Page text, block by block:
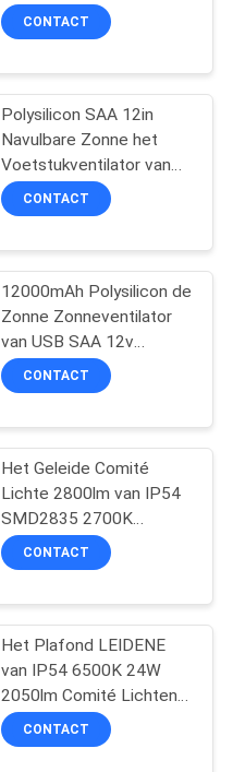
Ventilator van het
Metaalvoetstuk voor
CONTACT
Polysilicon SAA 12in
Navulbare Zonne het
Voetstukventilator van
de Lijstventilator 9V 20W
CONTACT
12000mAh Polysilicon de
Zonne Zonneventilator
van USB SAA 12v
Gelijkstroom van de
Voetstukventilator
CONTACT
Het Geleide Comité
Lichte 2800lm van IP54
SMD2835 2700K
Plafond om Dimmable
CONTACT
Het Plafond LEIDENE
van IP54 6500K 24W
2050lm Comité Lichten
om Warm Wit
CONTACT